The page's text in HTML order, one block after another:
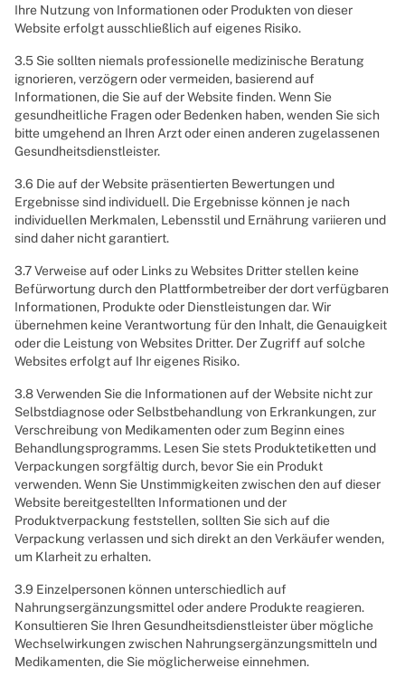
Ihre Nutzung von Informationen oder Produkten von dieser
Website erfolgt ausschließlich auf eigenes Risiko.
3.5 Sie sollten niemals professionelle medizinische Beratung
ignorieren, verzögern oder vermeiden, basierend auf
Informationen, die Sie auf der Website finden. Wenn Sie
gesundheitliche Fragen oder Bedenken haben, wenden Sie sich
bitte umgehend an Ihren Arzt oder einen anderen zugelassenen
Gesundheitsdienstleister.
3.6 Die auf der Website präsentierten Bewertungen und
Ergebnisse sind individuell. Die Ergebnisse können je nach
individuellen Merkmalen, Lebensstil und Ernährung variieren und
sind daher nicht garantiert.
3.7 Verweise auf oder Links zu Websites Dritter stellen keine
Befürwortung durch den Plattformbetreiber der dort verfügbaren
Informationen, Produkte oder Dienstleistungen dar. Wir
übernehmen keine Verantwortung für den Inhalt, die Genauigkeit
oder die Leistung von Websites Dritter. Der Zugriff auf solche
Websites erfolgt auf Ihr eigenes Risiko.
3.8 Verwenden Sie die Informationen auf der Website nicht zur
Selbstdiagnose oder Selbstbehandlung von Erkrankungen, zur
Verschreibung von Medikamenten oder zum Beginn eines
Behandlungsprogramms. Lesen Sie stets Produktetiketten und
Verpackungen sorgfältig durch, bevor Sie ein Produkt
verwenden. Wenn Sie Unstimmigkeiten zwischen den auf dieser
Website bereitgestellten Informationen und der
Produktverpackung feststellen, sollten Sie sich auf die
Verpackung verlassen und sich direkt an den Verkäufer wenden,
um Klarheit zu erhalten.
3.9 Einzelpersonen können unterschiedlich auf
Nahrungsergänzungsmittel oder andere Produkte reagieren.
Konsultieren Sie Ihren Gesundheitsdienstleister über mögliche
Wechselwirkungen zwischen Nahrungsergänzungsmitteln und
Medikamenten, die Sie möglicherweise einnehmen.